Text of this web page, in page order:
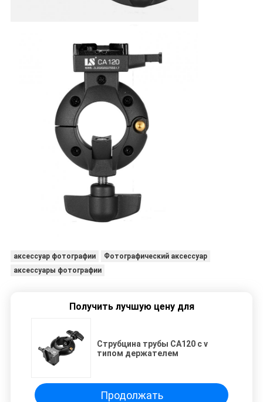
аксессуар фотографии
Фотографический аксессуар
аксессуары фотографии
Получить лучшую цену для
Струбцина трубы CA120 с v
типом держателем
Продолжать